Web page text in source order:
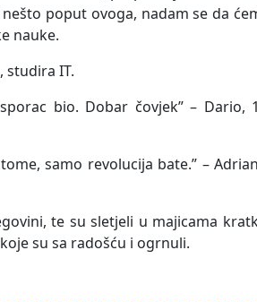
poput ovoga, nadam se da
nauke.
studira IT.
bio. Dobar čovjek” – Dario,
samo revolucija bate.” –
te su sletjeli u majicama
su sa radošću i ogrnuli.